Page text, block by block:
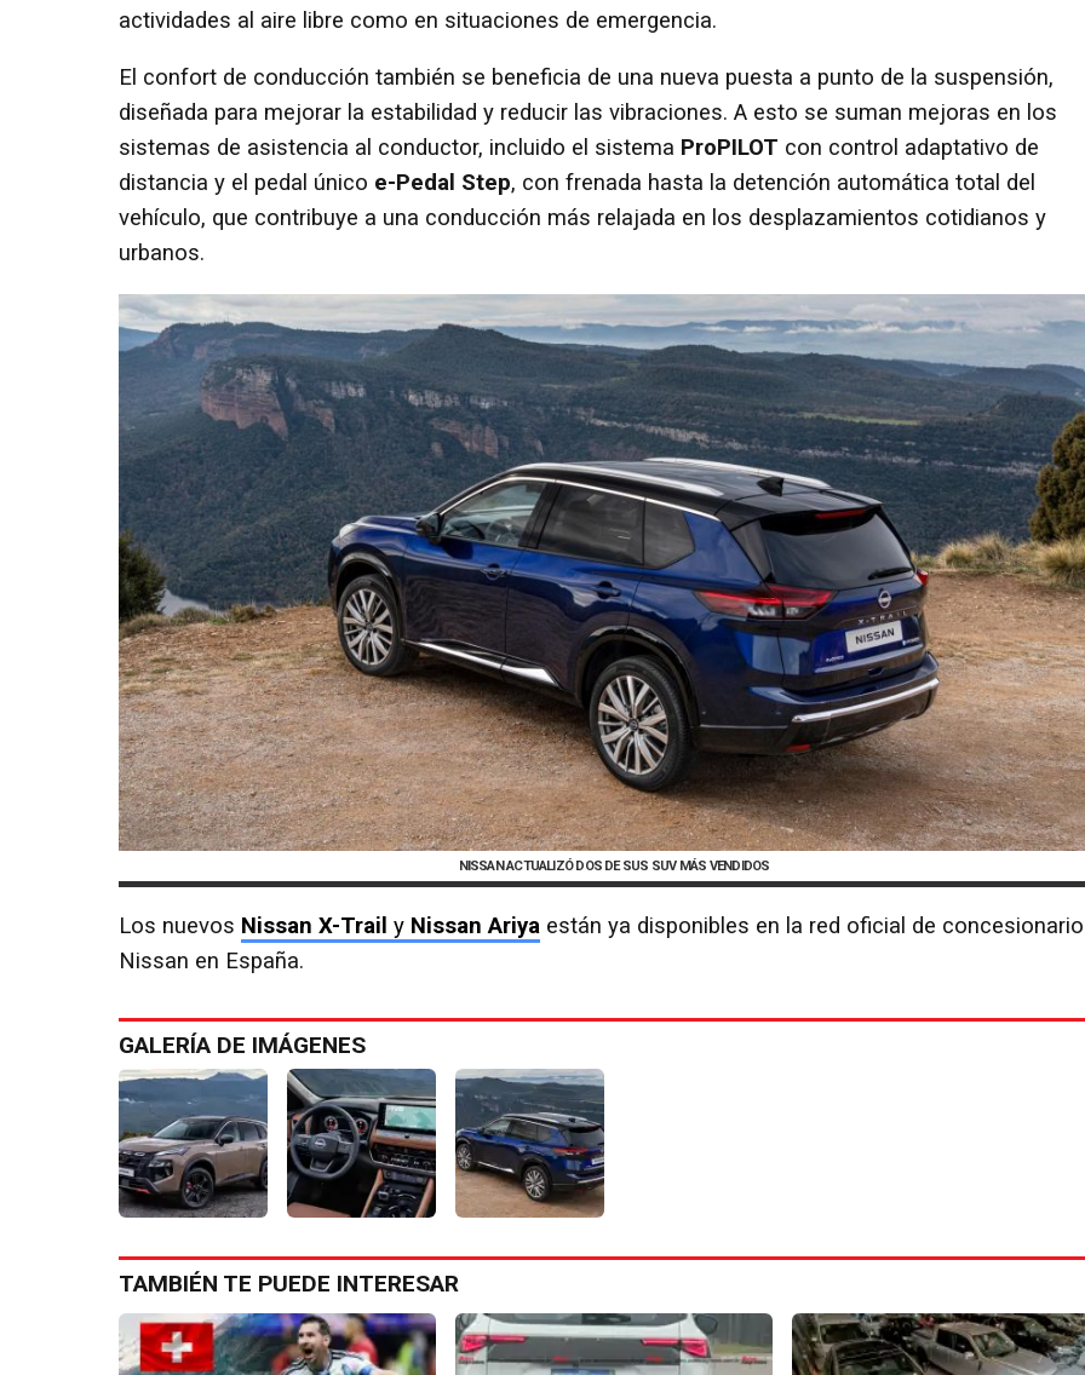
actividades al aire libre como en situaciones de emergencia.
El confort de conducción también se beneficia de una nueva puesta a punto de la suspensión,
diseñada para mejorar la estabilidad y reducir las vibraciones. A esto se suman mejoras en los
sistemas de asistencia al conductor, incluido el sistema ProPILOT con control adaptativo de
distancia y el pedal único e-Pedal Step, con frenada hasta la detención automática total del
vehículo, que contribuye a una conducción más relajada en los desplazamientos cotidianos y
urbanos.
NISSAN ACTUALIZÓ DOS DE SUS SUV MÁS VENDIDOS
Los nuevos Nissan X-Trail y Nissan Ariya están ya disponibles en la red oficial de
Nissan en España.
GALERÍA DE IMÁGENES
TAMBIÉN TE PUEDE INTERESAR